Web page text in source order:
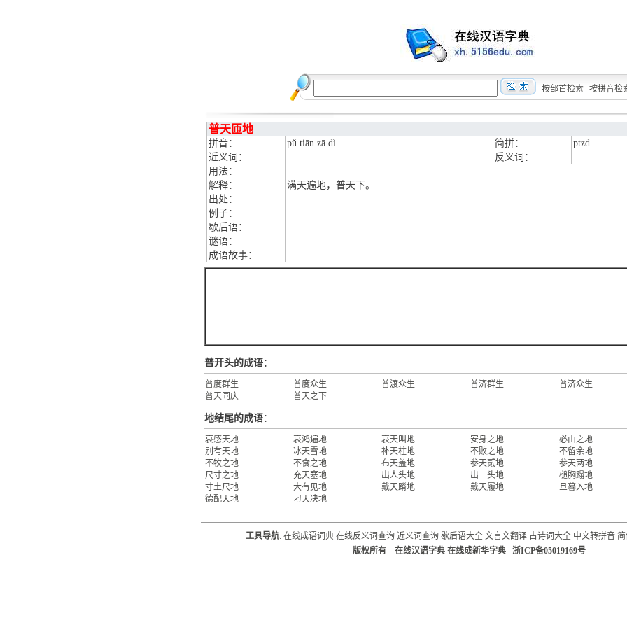
按部首检索 按拼音检
普天匝地
拼音： pǔ tiān zā dì 简拼：
ptzd
近义词：
反义词：
用法：
解释：
满天遍地，普天下。
出处：
例子：
歇后语：
谜语：
成语故事：
普开头的成语：
普度群生 普度众生 普渡众生 普济群生
普济众生
普天同庆
普天之下
地结尾的成语：
哀感天地 哀鸿遍地 哀天叫地 安身之地
必由之地
别有天地
冰天雪地 补天柱地 不败之地
不留余地
不牧之地
不食之地 布天盖地 参天贰地
参天两地
尺寸之地
充天塞地 出人头地 出一头地
槌胸蹋地
寸土尺地
大有见地 戴天蹐地 戴天履地
旦暮入地
德配天地
刁天决地
工具导航: 在线成语词典 在线反义词查询 近义词查询 歇后语大全 文言文翻译 古诗词大全 中文转拼音
版权所有 在线汉语字典 在线成新华字典 浙ICP备05019169号